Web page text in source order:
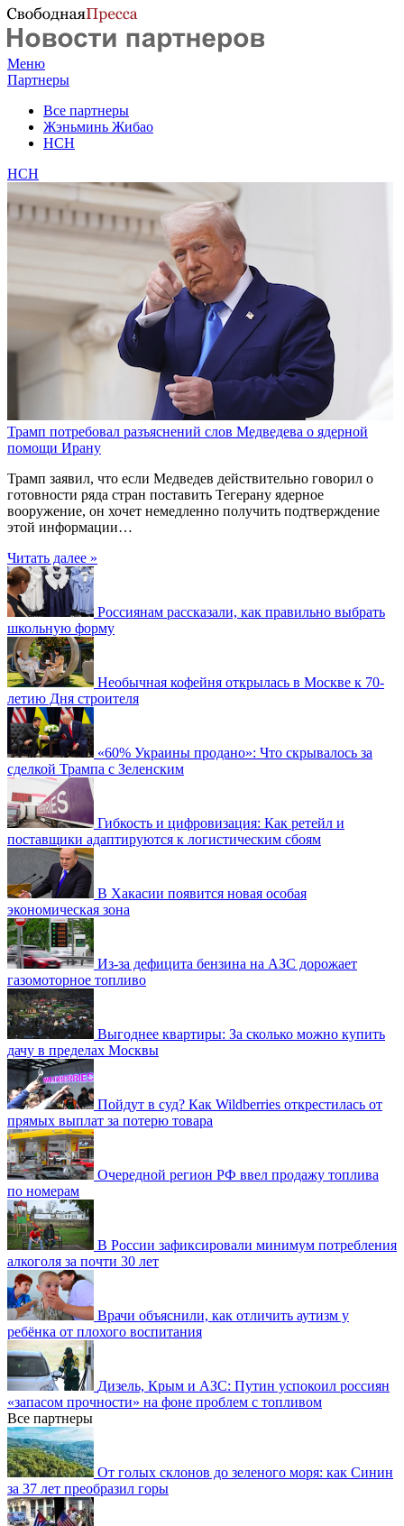
Меню
Партнеры
Все партнеры
Жэньминь Жибао
НСН
НСН
Трамп потребовал разъяснений слов Медведева о ядерной
помощи Ирану
Трамп заявил, что если Медведев действительно говорил о
готовности ряда стран поставить Тегерану ядерное
вооружение, он хочет немедленно получить подтверждение
этой информации…
Читать далее »
Россиянам рассказали, как правильно выбрать
школьную форму
Необычная кофейня открылась в Москве к 70-
летию Дня строителя
«60% Украины продано»: Что скрывалось за
сделкой Трампа с Зеленским
Гибкость и цифровизация: Как ретейл и
поставщики адаптируются к логистическим сбоям
В Хакасии появится новая особая
экономическая зона
Из-за дефицита бензина на АЗС дорожает
газомоторное топливо
Выгоднее квартиры: За сколько можно купить
дачу в пределах Москвы
Пойдут в суд? Как Wildberries открестилась от
прямых выплат за потерю товара
Очередной регион РФ ввел продажу топлива
по номерам
В России зафиксировали минимум потребления
алкоголя за почти 30 лет
Врачи объяснили, как отличить аутизм у
ребёнка от плохого воспитания
Дизель, Крым и АЗС: Путин успокоил россиян
«запасом прочности» на фоне проблем с топливом
Все партнеры
От голых склонов до зеленого моря: как Синин
за 37 лет преобразил горы